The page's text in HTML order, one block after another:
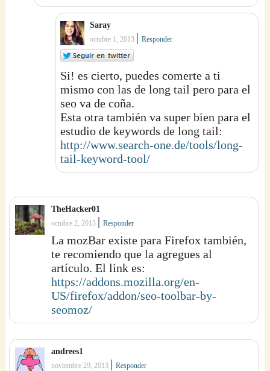
Saray
octubre 1, 2013 |Responder
Si! es cierto, puedes comerte a ti
mismo con las de long tail pero para el
seo va de coña.
Esta otra también va super bien para el
estudio de keywords de long tail:
http://www.search-one.de/tools/long-
tail-keyword-tool/
TheHacker01
octubre 2, 2013 |Responder
La mozBar existe para Firefox también,
te recomiendo que la agregues al
artículo. El link es:
https://addons.mozilla.org/en-
US/firefox/addon/seo-toolbar-by-
seomoz/
andrees1
noviembre 29, 2013 |Responder